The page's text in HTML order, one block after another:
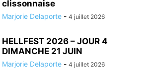
clissonnaise
Marjorie Delaporte - 4 juillet 2026
HELLFEST 2026 – JOUR 4
DIMANCHE 21 JUIN
Marjorie Delaporte - 4 juillet 2026